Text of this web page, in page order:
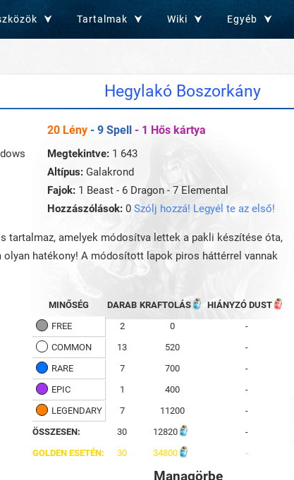
Tartalmak Wiki Egyéb
Hegylakó Boszorkány
20 Lény - 9 Spell- 1 Hős kártya
Megtekintve:1 643
Altípus: Galakrond
Fajok:1 Beast - 6 Dragon - 7 Elemental
Hozzászólások:0 Szólj hozzá! Legyél te az első!
tartalmaz, amelyek módosítva lettek a pakli készítése óta,
hatékony! A módosított lapok piros háttérrel vannak
MINŐSÉG DARAB KRAFTOLÁS
HIÁNYZÓ DUST
FREE
2 0
-
COMMON
13 520
-
RARE
7 700
-
EPIC
1 400
-
LEGENDARY
7 11200
-
ÖSSZESEN:
30 12820
-
GOLDEN ESETÉN:
30 34800 -
Managörbe